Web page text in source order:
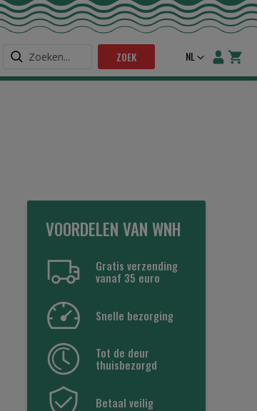
ZOEK Taal
NL
VOORDELEN VAN WNH
Gratis verzending
vanaf 35 euro
Snelle bezorging
Tot de deur
thuisbezorgd
Betaal veilig